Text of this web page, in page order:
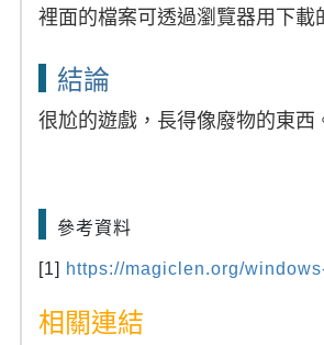
裡面的檔案可透過瀏覽器用下載
結論
很尬的遊戲，長得像廢物的東西
參考資料
[1] https://magiclen.org/
相關連結